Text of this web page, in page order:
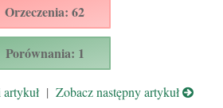
Orzeczenia: 62
Porównania: 1
| Zobacz następny artykuł